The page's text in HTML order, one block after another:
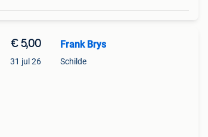
€ 5,00
31 jul 26
Frank Brys
Schilde